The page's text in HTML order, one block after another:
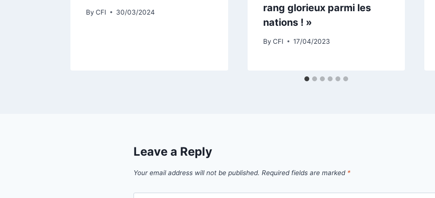
By CFI 30/03/2024
rang glorieux parmi les
nations ! »
By CFI 17/04/2023
Leave a Reply
Your email address will not be published. Required fields are marked *